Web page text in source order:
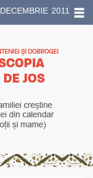
DECEMBRIE 2011